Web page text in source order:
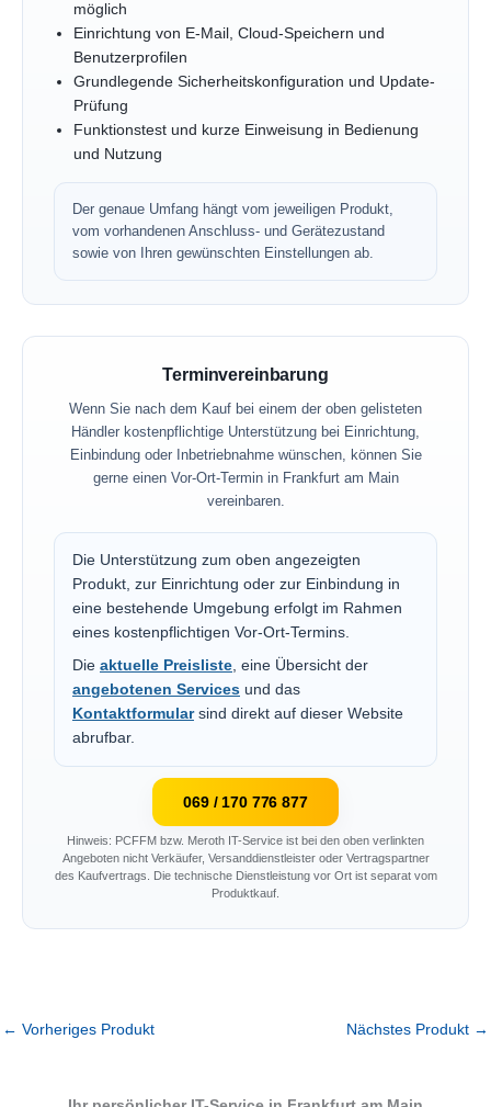
möglich
Einrichtung von E-Mail, Cloud-Speichern und
Benutzerprofilen
Grundlegende Sicherheitskonfiguration und Update-
Prüfung
Funktionstest und kurze Einweisung in Bedienung
und Nutzung
Der genaue Umfang hängt vom jeweiligen Produkt,
vom vorhandenen Anschluss- und Gerätezustand
sowie von Ihren gewünschten Einstellungen ab.
Terminvereinbarung
Wenn Sie nach dem Kauf bei einem der oben gelisteten
Händler kostenpflichtige Unterstützung bei Einrichtung,
Einbindung oder Inbetriebnahme wünschen, können Sie
gerne einen Vor-Ort-Termin in Frankfurt am Main
vereinbaren.
Die Unterstützung zum oben angezeigten
Produkt, zur Einrichtung oder zur Einbindung in
eine bestehende Umgebung erfolgt im Rahmen
eines kostenpflichtigen Vor-Ort-Termins.
Die aktuelle Preisliste, eine Übersicht der
angebotenen Services und das
Kontaktformularsind direkt auf dieser Website
abrufbar.
069 / 170 776 877
Hinweis: PCFFM bzw. Meroth IT-Service ist bei den oben verlinkten
Angeboten nicht Verkäufer, Versanddienstleister oder Vertragspartner
des Kaufvertrags. Die technische Dienstleistung vor Ort ist separat vom
Produktkauf.
← Vorheriges Produkt Nächstes Produkt →